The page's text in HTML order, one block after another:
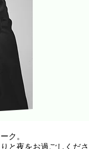
ク。
と夜をお過ごしくださ